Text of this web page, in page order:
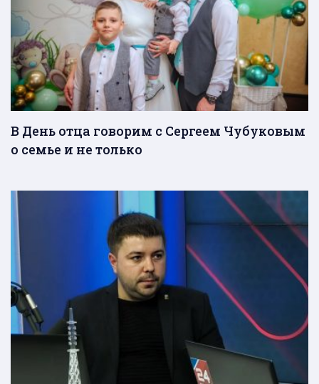
В День отца говорим с Сергеем Чубуковым
о семье и не только